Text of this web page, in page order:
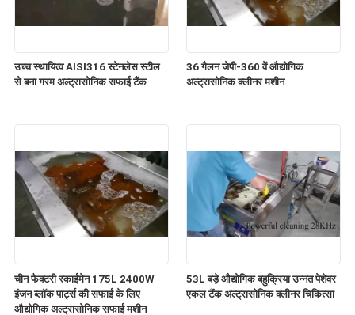
उच्च स्थायित्व AISI316 स्टेनलेस स्टील
से बना गरम अल्ट्रासोनिक सफाई टैंक
36 गैलन जेपी-360 वें औद्योगिक
अल्ट्रासोनिक क्लीनर मशीन
चीन फैक्टरी स्काईमेन 175L 2400W
इंजन ब्लॉक पार्ट्स की सफाई के लिए
औद्योगिक अल्ट्रासोनिक सफाई मशीन
53L बड़े औद्योगिक बहुक्रिया उन्नत पेशेवर
एकल टैंक अल्ट्रासोनिक क्लीनर चिकित्सा